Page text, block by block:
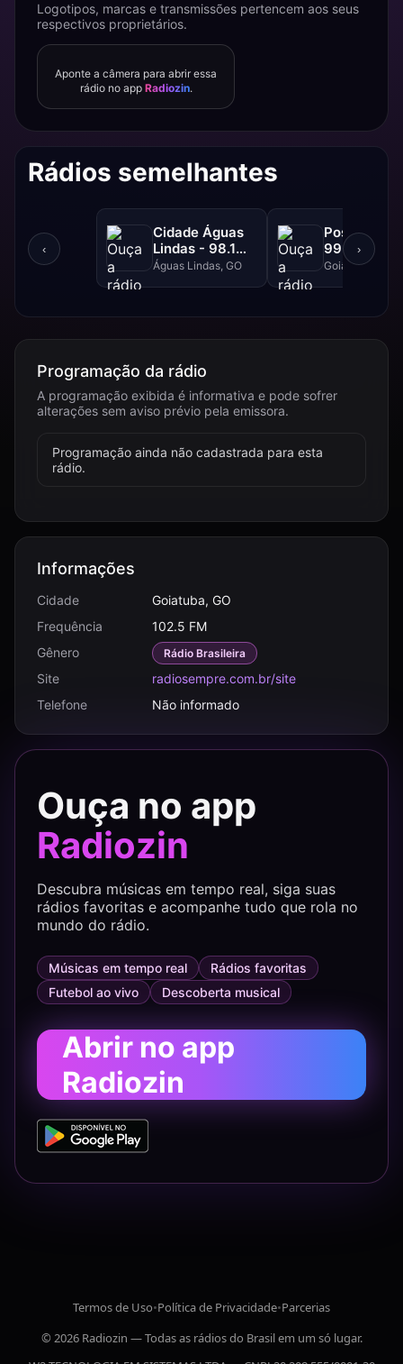
Logotipos, marcas e transmissões pertencem aos seus
respectivos proprietários.
Aponte a câmera para abrir essa
rádio no app Radiozin.
Rádios semelhantes
‹
Cidade Águas
Lindas - 98.1
FM
Águas Lindas, GO
Positiva
99.1 FM
Goiânia, GO
›
Programação da rádio
A programação exibida é informativa e pode sofrer
alterações sem aviso prévio pela emissora.
Programação ainda não cadastrada para esta
rádio.
Informações
Cidade
Goiatuba, GO
Frequência
102.5 FM
Gênero
Rádio Brasileira
Site
radiosempre.com.br/site
Telefone
Não informado
Ouça no app
Radiozin
Descubra músicas em tempo real, siga suas
rádios favoritas e acompanhe tudo que rola no
mundo do rádio.
Músicas em tempo real
Rádios favoritas
Futebol ao vivo
Descoberta musical
Abrir no app
Radiozin
Termos de Uso•Política de Privacidade•Parcerias
© 2026 Radiozin — Todas as rádios do Brasil em um só lugar.